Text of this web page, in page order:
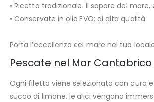
• Ricetta tradizionale: il sapore del
• Conservate in olio EVO: di alta qualità
Porta l’eccellenza del mare nel tuo
Pescate nel Mar
Ogni filetto viene selezionato con cura
succo di limone, le alici vengono